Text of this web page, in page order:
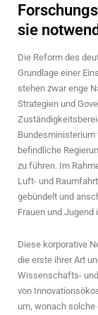
sie
Die Reform des
Grundlage einer
stehen zwar enge
Strategien und
Bundesministerium
befindliche
zu führen. Im
Luft- und
gebündelt und
Frauen und Jugend
Diese korporative
die erste ihrer Art
Wissen­schafts-
von
um, wonach